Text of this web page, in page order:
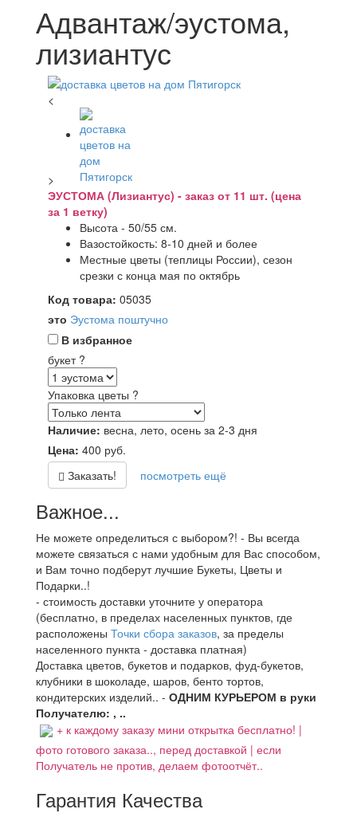
Адвантаж/эустома,
лизиантус
<
>
ЭУСТОМА (Лизиантус) - заказ от 11 шт. (цена
за 1 ветку)
Высота - 50/55 см.
Вазостойкость: 8-10 дней и более
Местные цветы (теплицы России), сезон
срезки с конца мая по октябрь
Код товара: 05035
это Эустома поштучно
В избранное
букет ?
Упаковка цветы ?
Наличие: весна, лето, осень за 2-3 дня
Цена: 400 руб.
Заказать!
посмотреть ещё
Важное...
Не можете определиться с выбором?! - Вы всегда
можете связаться с нами удобным для Вас способом,
и Вам точно подберут лучшие Букеты, Цветы и
Подарки..!
- стоимость доставки уточните у оператора
(бесплатно, в пределах населенных пунктов, где
расположены Точки сбора заказов, за пределы
населенного пункта - доставка платная)
Доставка цветов, букетов и подарков, фуд-букетов,
клубники в шоколаде, шаров, бенто тортов,
кондитерских изделий.. - ОДНИМ КУРЬЕРОМ в руки
Получателю: , ..
+ к каждому заказу мини открытка бесплатно! |
фото готового заказа.., перед доставкой | если
Получатель не против, делаем фотоотчёт..
Гарантия Качества